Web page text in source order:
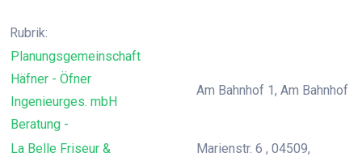
Rubrik:
Planungsgemeinschaft
Häfner - Öfner
Ingenieurges. mbH
Beratung -
Am Bahnhof 1, Am Bahnhof
La Belle Friseur &
Marienstr. 6 , 04509,